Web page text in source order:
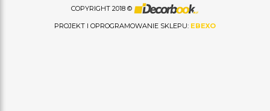
COPYRIGHT 2018 ©
PROJEKT I OPROGRAMOWANIE SKLEPU: EBEXO